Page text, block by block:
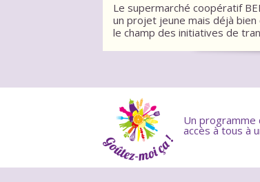
Le supermarché coopératif
un projet jeune mais déjà bien
le champ des initiatives de
Un programme
accès à tous à